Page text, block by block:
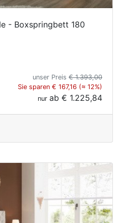
- Boxspringbett 180
unser Preis € 1.393,00
Sie sparen € 167,16 (≈ 12%)
nur ab € 1.225,84